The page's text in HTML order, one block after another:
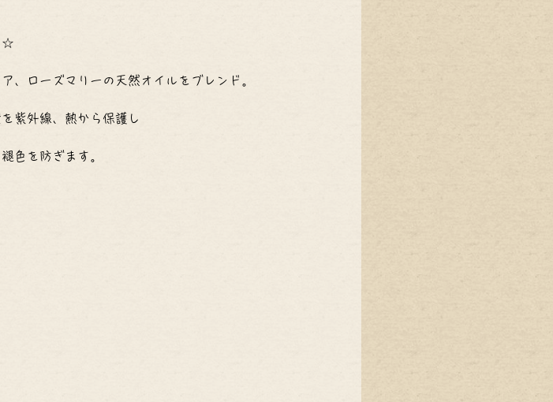
☆
、ローズマリーの天然オイルをブレンド。
紫外線、熱から保護し
色を防ぎます。